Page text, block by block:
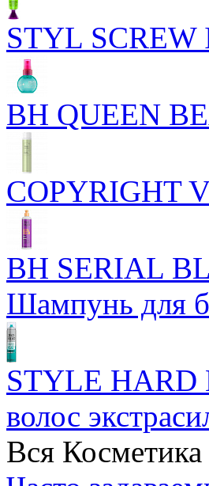
STYL
BH QUEEN
COPYRIGHT
BH SERIAL
Шампунь для
STYLE HARD
волос
Вся